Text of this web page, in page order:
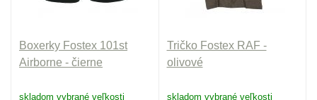
Boxerky Fostex 101st
Airborne - čierne
skladom vybrané veľkosti
Tričko Fostex RAF -
olivové
skladom vybrané veľkosti